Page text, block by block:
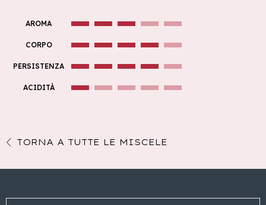
AROMA
CORPO
PERSISTENZA
ACIDITÀ
TORNA A TUTTE LE MISCELE